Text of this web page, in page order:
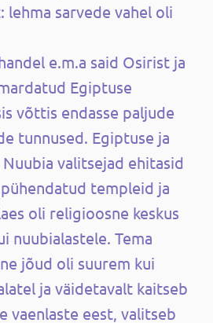
sarvede vahel oli
e.m.a said Osirist ja
Egiptuse
võttis endasse paljude
tunnused. Egiptuse ja
valitsejad ehitasid
templeid ja
oli religioosne keskus
nuubialastele. Tema
jõud oli suurem kui
ja väidetavalt kaitseb
vaenlaste eest, valitseb